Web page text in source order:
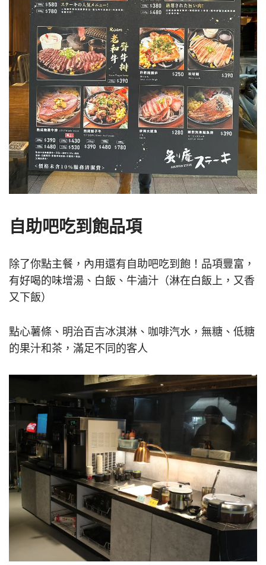
自助吧吃到飽品項
除了你點主餐，內用還有自助吧吃到飽！品項豐富，
有好喝的味增湯、白飯、牛滷汁（淋在白飯上，又香
又下飯）
點心薯條、明治百吉冰淇淋、咖啡汽水，無糖、低糖
的果汁和茶，滿足不同的客人